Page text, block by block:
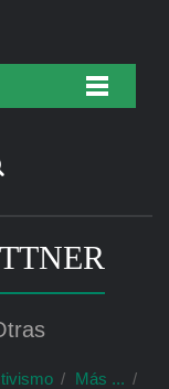
Más ...